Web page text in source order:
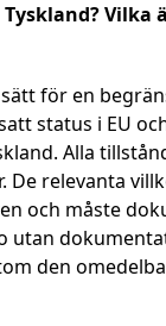
Vilka
för en
status i EU
Alla
De relevanta
och måste
utan
den